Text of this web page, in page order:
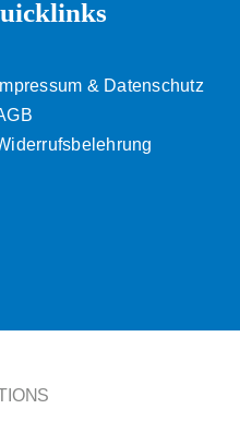
Impressum & Datenschutz